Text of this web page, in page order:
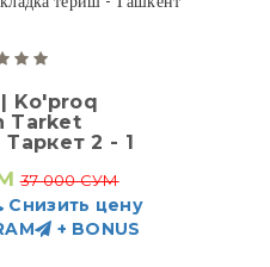
Ko'proq
Tarket
2 - 1
37 000 СУМ
Снизить цену
+ BONUS